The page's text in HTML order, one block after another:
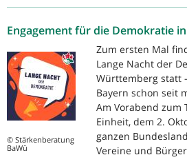
Engagement für die Demokratie
© Stärkenberatung
BaWü
Zum ersten Mal
Lange Nacht der
Württemberg statt
Bayern schon seit
Am Vorabend zum
Einheit, dem 2.
ganzen
Vereine und